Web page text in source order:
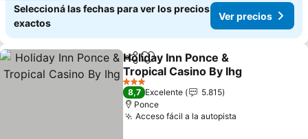
Seleccioná las fechas para ver los precios
exactos
Ver precios
CompartirAñadir a favoritos
Holiday Inn Ponce &
Tropical Casino By Ihg
3 Estrellas
8,7 Excelente
5.815
Ponce
Acceso fácil a la autopista